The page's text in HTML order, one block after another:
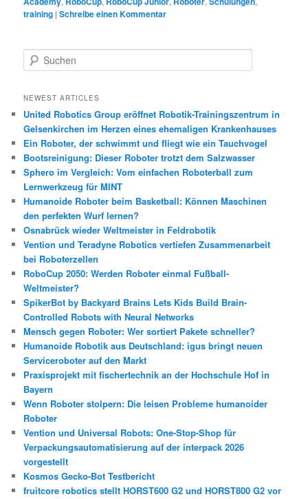
training |Schreibe einen Kommentar
u
h
n
NEWEST ARTICLES
United Robotics Group eröffnet Robotik-Trainingszentrum in
Gelsenkirchen im Herzen eines ehemaligen Krankenhauses
Ein Roboter, der schwimmt und fliegt wie ein Tauchvogel
Bootsreinigung: Dieser Roboter trotzt dem Salzwasser
Sphero im Vergleich: Vom einfachen Roboterball zum
Lernwerkzeug für MINT
Humanoide Roboter beim Basketball: Können Maschinen
den perfekten Wurf lernen?
Osnabrück wieder Weltmeister in Feldrobotik
Vention und Teradyne Robotics vertiefen Zusammenarbeit
bei Roboterzellen
RoboCup 2050: Werden Roboter einmal Fußball-
Weltmeister?
SpikerBot by Backyard Brains Lets Kids Build Brain-
Controlled Robots with Neural Networks
Mensch gegen Roboter: Wer sortiert Pakete schneller?
Humanoide Robotik aus Deutschland: igus bringt neuen
Serviceroboter auf den Markt
Praxisprojekt mit fischertechnik an der Hochschule Hof in
Bayern
Wenn Roboter stolpern: Die leisen Probleme humanoider
Roboter
Vention und Universal Robots: One-Stop-Shop für
Verpackungsautomatisierung auf der interpack 2026
vorgestellt
Kosmos Gecko-Bot Testbericht
fruitcore robotics stellt HORST600 G2 und HORST800 G2 vor